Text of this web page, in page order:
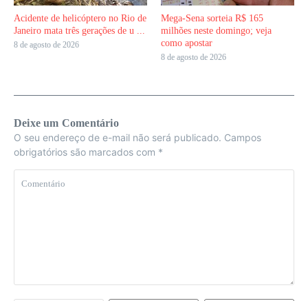
Acidente de helicóptero no Rio de
Janeiro mata três gerações de u ...
8 de agosto de 2026
Mega-Sena sorteia R$ 165
milhões neste domingo; veja
como apostar
8 de agosto de 2026
Deixe um Comentário
O seu endereço de e-mail não será publicado. Campos
obrigatórios são marcados com *